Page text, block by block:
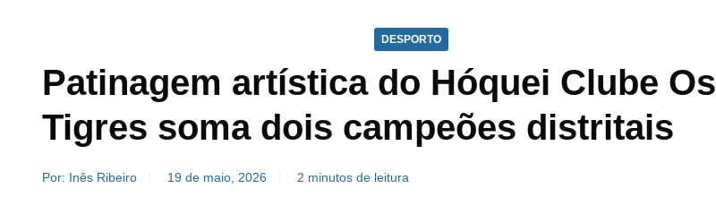
DESPORTO
Patinagem artística do Hóquei Clube Os
Tigres soma dois campeões distritais
Por: Inês Ribeiro 19 de maio, 2026 2 minutos de leitura